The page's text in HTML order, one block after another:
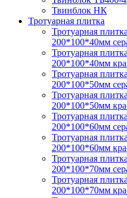
Твинблок НК
Тротуарная плитка
Тротуарная
200*100*40мм
Тротуарная
200*100*40мм
Тротуарная
200*100*50мм
Тротуарная
200*100*50мм
Тротуарная
200*100*60мм
Тротуарная
200*100*60мм
Тротуарная
200*100*70мм
Тротуарная
200*100*70мм